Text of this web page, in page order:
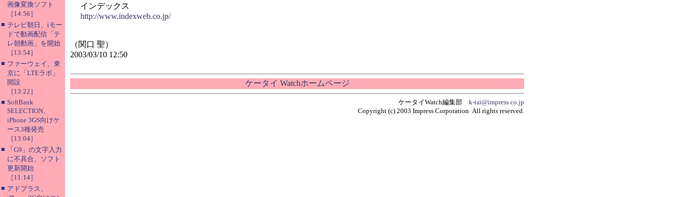
画像変換ソフト
［14:56］
■ テレビ朝日、iモー
ドで動画配信「テ
レ朝動画」を開始
［13:54］
■ ファーウェイ、東
京に「LTEラボ」
開設
［13:22］
■ SoftBank
SELECTION、
iPhone 3GS向けケ
ース3種発売
［13:04］
■
「G9」の文字入力
に不具合、ソフト
更新開始
［11:14］
■ アドプラス、
インデックス
http://www.indexweb.co.jp/
（関口 聖）
2003/03/10 12:50
ケータイ Watchホームページ
ケータイWatch編集部 k-tai@impress.co.jp
Copyright (c) 2003 Impress Corporation All rights reserved.